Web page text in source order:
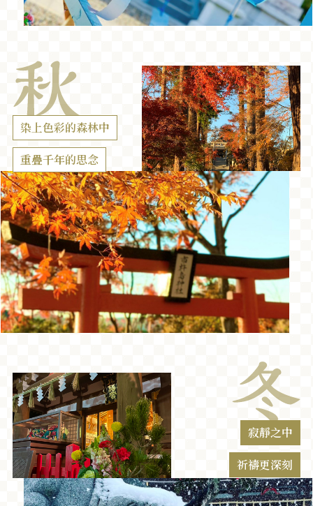
染上色彩的森林中
重疊千年的思念
寂靜之中
祈禱更深刻